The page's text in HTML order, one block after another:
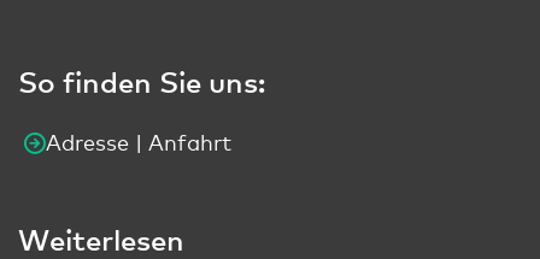
So finden Sie uns:
Adresse | Anfahrt
Weiterlesen